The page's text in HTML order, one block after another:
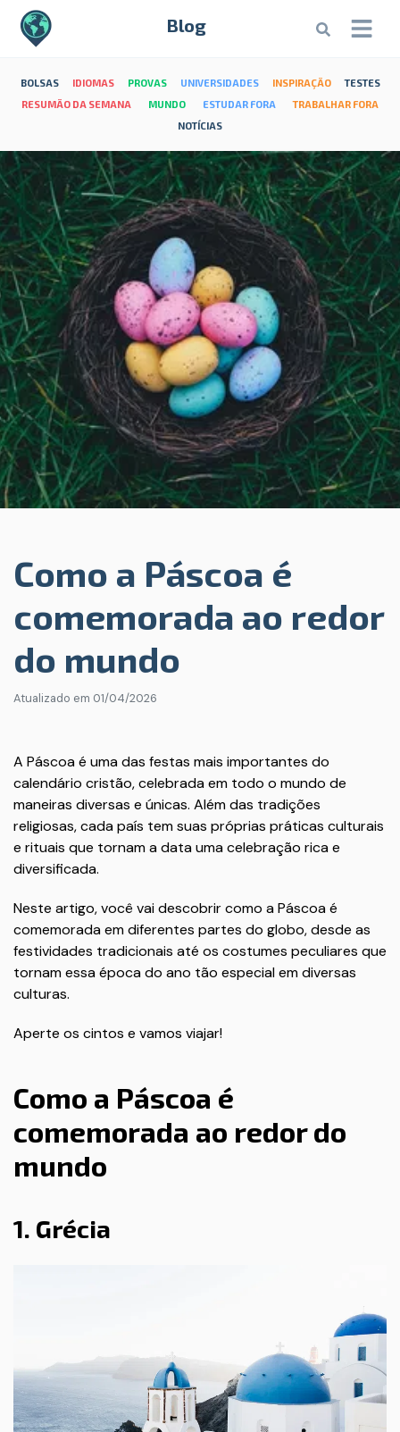
Blog
BOLSAS IDIOMAS PROVAS UNIVERSIDADES INSPIRAÇÃO
TESTES
RESUMÃO DA SEMANA
MUNDO ESTUDAR FORA
TRABALHAR FORA
NOTÍCIAS
Como a Páscoa é
comemorada ao redor
do mundo
Atualizado em 01/04/2026
A Páscoa é uma das festas mais importantes do
calendário cristão, celebrada em todo o mundo de
maneiras diversas e únicas. Além das tradições
religiosas, cada país tem suas próprias práticas culturais
e rituais que tornam a data uma celebração rica e
diversificada.
Neste artigo, você vai descobrir como a Páscoa é
comemorada em diferentes partes do globo, desde as
festividades tradicionais até os costumes peculiares que
tornam essa época do ano tão especial em diversas
culturas.
Aperte os cintos e vamos viajar!
Como a Páscoa é
comemorada ao redor do
mundo
1. Grécia